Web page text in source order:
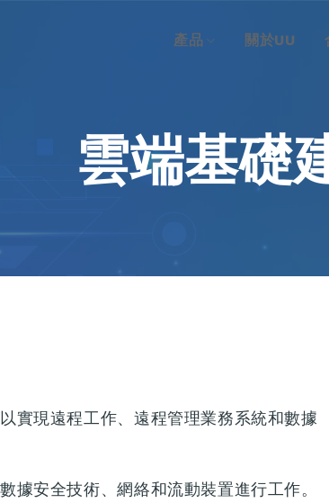
產品 關於UU
雲端基礎
實現遠程工作、遠程管理業務系統和數據
據安全技術、網絡和流動裝置進行工作。